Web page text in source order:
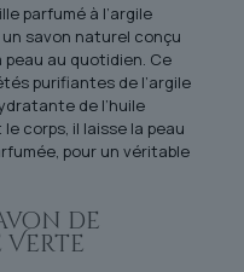
parfumé à l’argile
un savon naturel conçu
au quotidien. Ce
purifiantes de l’argile
de l’huile
corps, il laisse la peau
pour un véritable
de
Verte